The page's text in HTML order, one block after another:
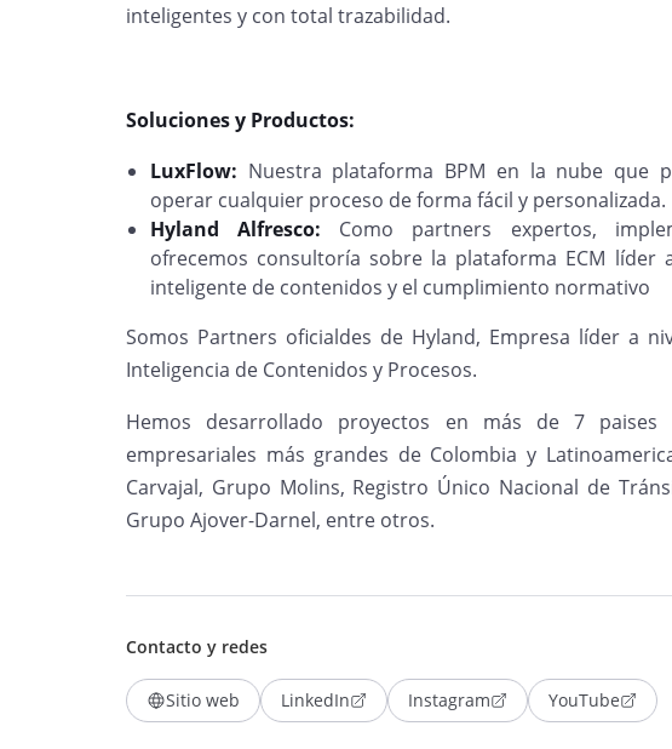
inteligentes y con total trazabilidad.
Soluciones y Productos:
LuxFlow: Nuestra plataforma BPM en la nube que
operar cualquier proceso de forma fácil y personalizada.
Hyland Alfresco: Como partners expertos,
ofrecemos consultoría sobre la plataforma ECM líder
inteligente de contenidos y el cumplimiento normativo
Somos Partners oficialdes de Hyland, Empresa líder a
Inteligencia de Contenidos y Procesos.
Hemos desarrollado proyectos en más de 7
empresariales más grandes de Colombia y
Carvajal, Grupo Molins, Registro Único Nacional de
Grupo Ajover-Darnel, entre otros.
Contacto y redes
Sitio web LinkedIn Instagram YouTube